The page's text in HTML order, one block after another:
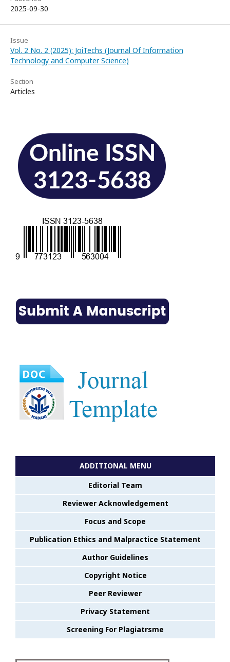
2025-09-30
Issue
Vol. 2 No. 2 (2025): JoiTechs (Journal Of Information
Technology and Computer Science)
Section
Articles
ADDITIONAL MENU
Editorial Team
Reviewer Acknowledgement
Focus and Scope
Publication Ethics and Malpractice Statement
Author Guidelines
Copyright Notice
Peer Reviewer
Privacy Statement
Screening For Plagiatrsme